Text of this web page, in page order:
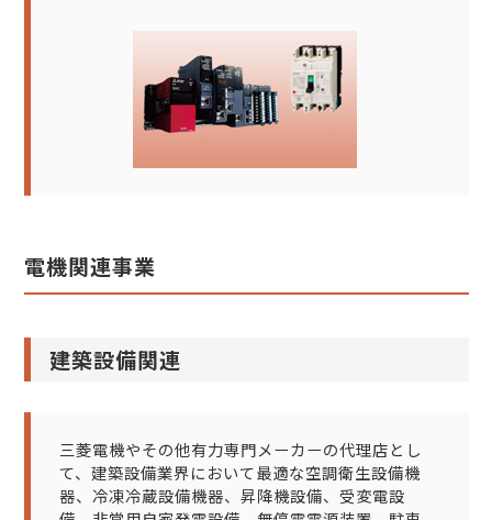
電機関連事業
建築設備関連
三菱電機やその他有力専門メーカーの代理店とし
て、建築設備業界において最適な空調衛生設備機
器、冷凍冷蔵設備機器、昇降機設備、受変電設